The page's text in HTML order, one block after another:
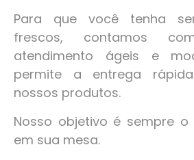
Para que você tenha
frescos, contamos
atendimento ágeis e
permite a entrega
nossos produtos.
Nosso objetivo é sempre
em sua mesa.